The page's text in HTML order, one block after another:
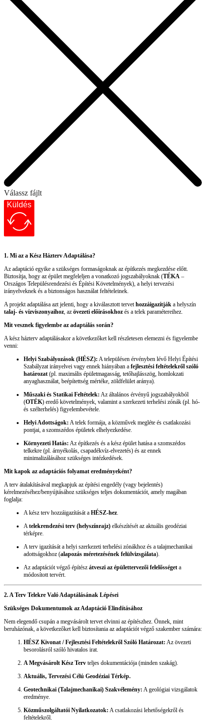
Válassz fájlt
Küldés
1. Mi az a Kész Házterv Adaptálása?
Az adaptáció egyike a szükséges formaságoknak az építkezés megkezdése előtt.
Biztosítja, hogy az épület megfeleljen a vonatkozó jogszabályoknak (TÉKA –
Országos Településrendezési és Építési Követelmények), a helyi tervezési
irányelveknek és a biztonságos használat feltételeinek.
A projekt adaptálása azt jelenti, hogy a kiválasztott tervethozzáigazítják a helyszín
talaj- és vízviszonyaihoz, az övezeti előírásokhoz és a telek paramétereihez.
Mit vesznek figyelembe az adaptálás során?
A kész házterv adaptálásakor a következőket kell részletesen elemezni és figyelembe
venni:
Helyi Szabályozások (HÉSZ): A településen érvényben lévő Helyi Építési
Szabályzat irányelvei vagy ennek hiányában a fejlesztési feltételekről szóló
határozat (pl. maximális épületmagasság, tetőhajlásszög, homlokzati
anyaghasználat, beépítettség mértéke, zöldfelület aránya).
Műszaki és Statikai Feltételek: Az általános érvényű jogszabályokból
(OTÉK) eredő követelmények, valamint a szerkezeti terhelési zónák (pl. hó-
és szélterhelés) figyelembevétele.
Helyi Adottságok: A telek formája, a közművek megléte és csatlakozási
pontjai, a szomszédos épületek elhelyezkedése.
Környezeti Hatás: Az építkezés és a kész épület hatása a szomszédos
telkekre (pl. árnyékolás, csapadékvíz-elvezetés) és az ennek
minimalizálásához szükséges intézkedések.
Mit kapok az adaptációs folyamat eredményeként?
A terv átalakításával megkapjuk az építési engedély (vagy bejelentés)
kérelmezéséhez/benyújtásához szükséges teljes dokumentációt, amely magában
foglalja:
A kész terv hozzáigazítását a HÉSZ-hez.
Atelekrendezési terv (helyszínrajz) elkészítését az aktuális geodéziai
térképre.
A terv igazítását a helyi szerkezeti terhelési zónákhoz és a talajmechanikai
adottságokhoz (alapozás méretezésének felülvizsgálata).
Az adaptációt végző építész átveszi az épülettervezői felelősséget a
módosított tervért.
2. A Terv Telekre Való Adaptálásának Lépései
Szükséges Dokumentumok az Adaptáció Elindításához
Nem elegendő csupán a megvásárolt tervet elvinni az építészhez. Önnek, mint
beruházónak, a következőket kell biztosítania az adaptációt végző szakember számára:
HÉSZ Kivonat / Fejlesztési Feltételekről Szóló Határozat: Az övezeti
besorolásról szóló hivatalos irat.
A Megvásárolt Kész Terv teljes dokumentációja (minden szakág).
Aktuális, Tervezési Célú Geodéziai Térkép.
Geotechnikai (Talajmechanikai) Szakvélemény: A geológiai vizsgálatok
eredménye.
Közműszolgáltatói Nyilatkozatok: A csatlakozási lehetőségekről és
feltételekről.